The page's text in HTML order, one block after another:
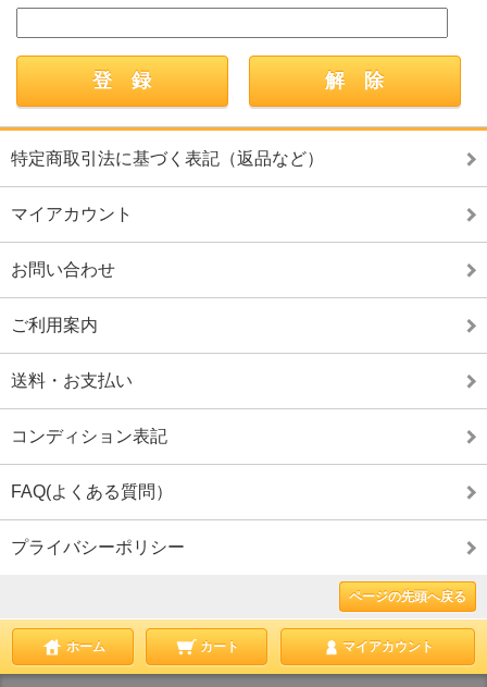
特定商取引法に基づく表記（返品など）
マイアカウント
お問い合わせ
ご利用案内
送料・お支払い
コンディション表記
FAQ(よくある質問）
プライバシーポリシー
ページの先頭へ戻る
ホーム カート マイアカウント